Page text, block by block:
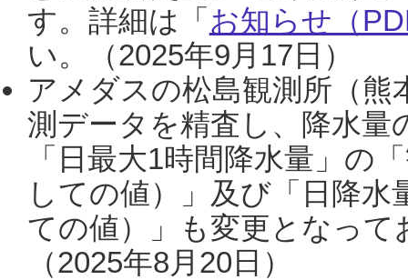
す。詳細は「 お知らせ（
い。（2025年9月17日）
アメダスの松島観測所（熊
測データを精査し、降水
「日最大1時間降水量」の
しての値）」及び「日降
ての値）」も変更となっ
（2025年8月20日）